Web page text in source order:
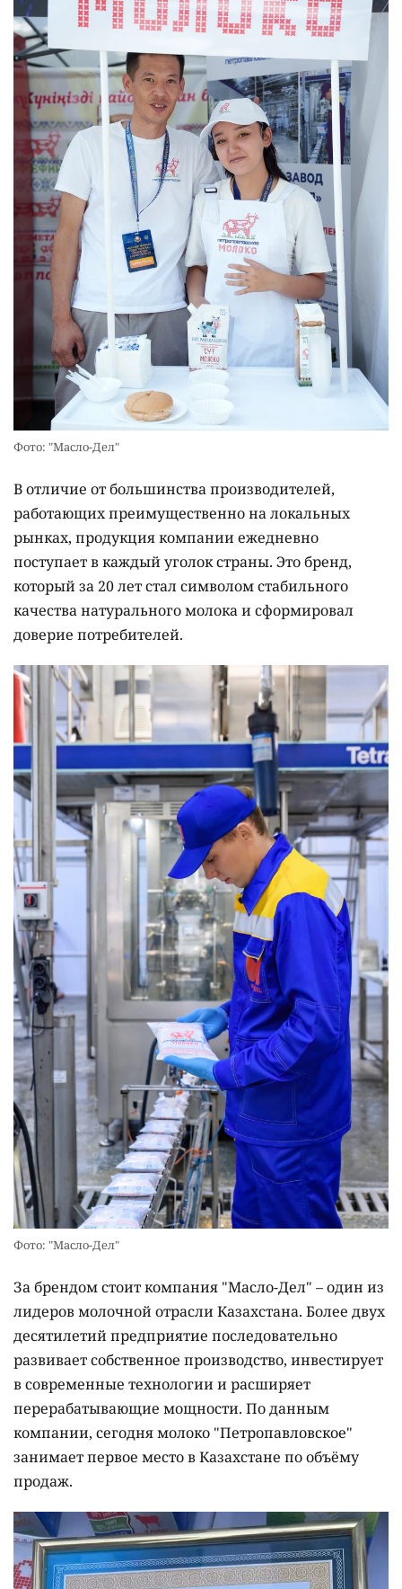
Фото: "Масло-Дел"
В отличие от большинства производителей,
работающих преимущественно на локальных
рынках, продукция компании ежедневно
поступает в каждый уголок страны. Это бренд,
который за 20 лет стал символом стабильного
качества натурального молока и сформировал
доверие потребителей.
Фото: "Масло-Дел"
За брендом стоит компания "Масло-Дел" – один из
лидеров молочной отрасли Казахстана. Более двух
десятилетий предприятие последовательно
развивает собственное производство, инвестирует
в современные технологии и расширяет
перерабатывающие мощности. По данным
компании, сегодня молоко "Петропавловское"
занимает первое место в Казахстане по объёму
продаж.